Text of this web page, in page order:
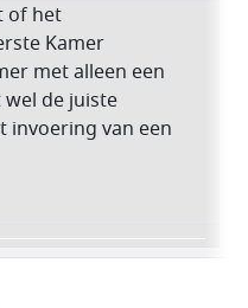
of het
Kamer
met alleen een
de juiste
invoering van een